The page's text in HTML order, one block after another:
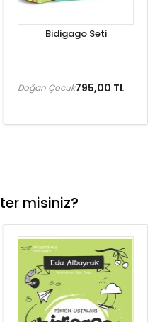
Bidigago Seti
795,00 TL
Doğan Çocuk
misiniz?